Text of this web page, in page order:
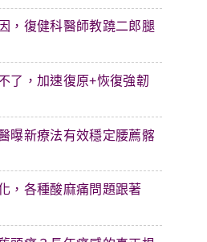
，復健科醫師教蹺二郎腿
了，加速復原+恢復強韌
曝新療法有效穩定腰薦髂
，各種酸麻痛問題跟著